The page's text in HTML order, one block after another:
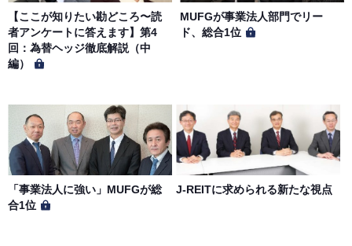
【ここが知りたい勘どころ〜読
者アンケートに答えます】第4
回：為替ヘッジ徹底解説（中
編）
MUFGが事業法人部門でリー
ド、総合1位
「事業法人に強い」MUFGが総
合1位
J-REITに求められる新たな視点